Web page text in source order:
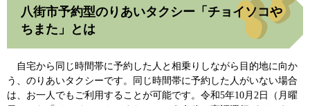
八街市予約型のりあいタクシー「チョイソコや
ちまた」とは
自宅から同じ時間帯に予約した人と相乗りしながら目的地に向か
う、のりあいタクシーです。同じ時間帯に予約した人がいない場合
は、お一人でもご利用することが可能です。令和5年10月2日（月曜